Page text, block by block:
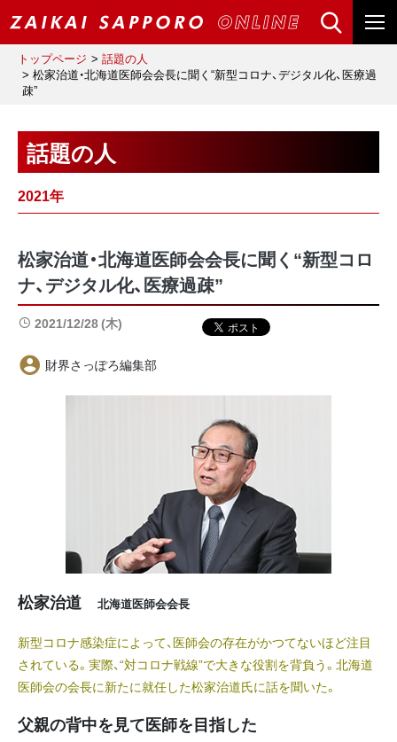
トップページ
話題の人
松家治道・北海道医師会会長に聞く“新型コロナ、デジタル化、医療過
疎”
話題の人
2021年
松家治道・北海道医師会会長に聞く“新型コロ
ナ、デジタル化、医療過疎”
2021/12/28 (木)
財界さっぽろ編集部
松家治道 北海道医師会会長
新型コロナ感染症によって、医師会の存在がかつてないほど注目
されている。実際、“対コロナ戦線”で大きな役割を背負う。北海道
医師会の会長に新たに就任した松家治道氏に話を聞いた。
父親の背中を見て医師を目指した